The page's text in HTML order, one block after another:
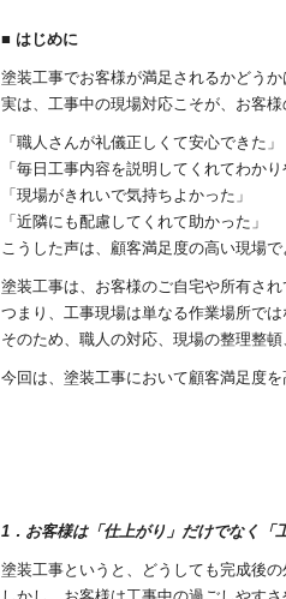
■ はじめに
塗装工事でお客様が満足されるかどう
実は、工事中の現場対応こそが、お客
「職人さんが礼儀正しくて安心できた」
「毎日工事内容を説明してくれてわかり
「現場がきれいで気持ちよかった」
「近隣にも配慮してくれて助かった」
こうした声は、顧客満足度の高い現場で
塗装工事は、お客様のご自宅や所有され
つまり、工事現場は単なる作業場所で
そのため、職人の対応、現場の整理整
今回は、塗装工事において顧客満足度
1．お客様は「仕上がり」だけでなく「
塗装工事というと、どうしても完成後の